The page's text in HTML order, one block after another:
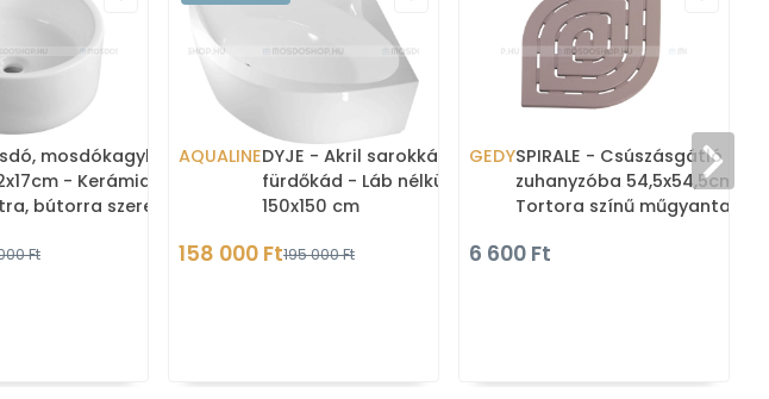
mosdókagyló
- Kerámia -
bútorra szerelhető
Ft
AQUALINEDYJE - Akril sarokkád,
fürdőkád - Láb nélkül -
150x150 cm
158 000 Ft195 000 Ft
GEDYSPIRALE - Csúszásgátló
zuhanyzóba 54,5x54,5cm -
Tortora színű műgyanta
6 600 Ft